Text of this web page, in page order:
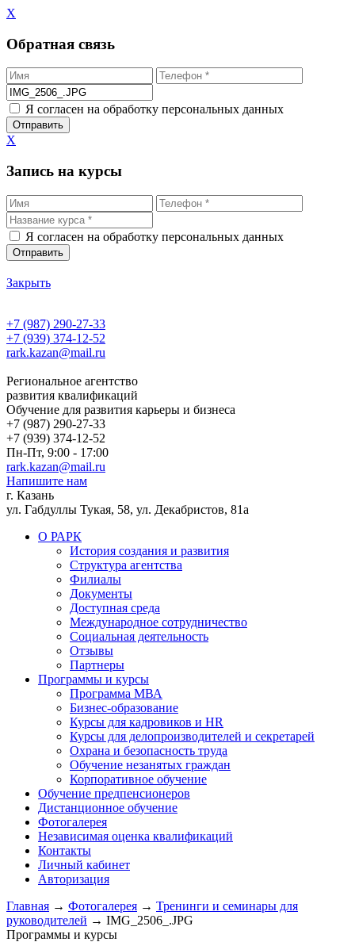
X
Обратная связь
Я согласен на обработку персональных данных
X
Запись на курсы
Я согласен на обработку персональных данных
Закрыть
+7 (987) 290-27-33
+7 (939) 374-12-52
rark.kazan@mail.ru
Региональное агентство
развития квалификаций
Обучение для развития карьеры и бизнеса
+7 (987) 290-27-33
+7 (939) 374-12-52
Пн-Пт, 9:00 - 17:00
rark.kazan@mail.ru
Напишите нам
г. Казань
ул. Габдуллы Тукая, 58, ул. Декабристов, 81а
О РАРК
История создания и развития
Структура агентства
Филиалы
Документы
Доступная среда
Международное сотрудничество
Социальная деятельность
Отзывы
Партнеры
Программы и курсы
Программа МВА
Бизнес-образование
Курсы для кадровиков и HR
Курсы для делопроизводителей и секретарей
Охрана и безопасность труда
Обучение незанятых граждан
Корпоративное обучение
Обучение предпенсионеров
Дистанционное обучение
Фотогалерея
Независимая оценка квалификаций
Контакты
Личный кабинет
Авторизация
Главная → Фотогалерея → Тренинги и семинары для
руководителей → IMG_2506_.JPG
Программы и курсы